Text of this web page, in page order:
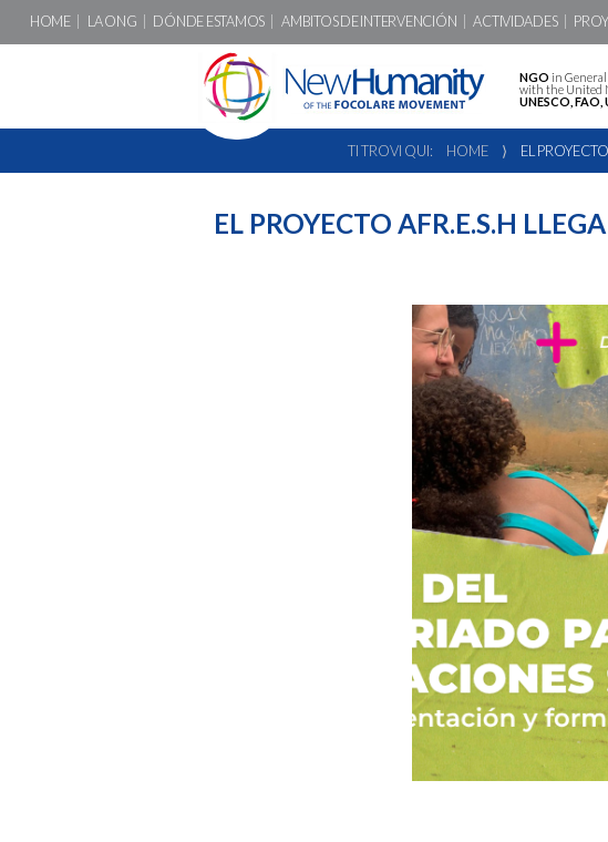
HOME LA ONG DÓNDE ESTAMOS AMBITOS DE INTERVENCIÓN ACTIVIDADES
NGO in
with the United
UNESCO, FAO,
TI TROVI QUI: HOME ⟩ EL
EL PROYECTO AFR.E.S.H